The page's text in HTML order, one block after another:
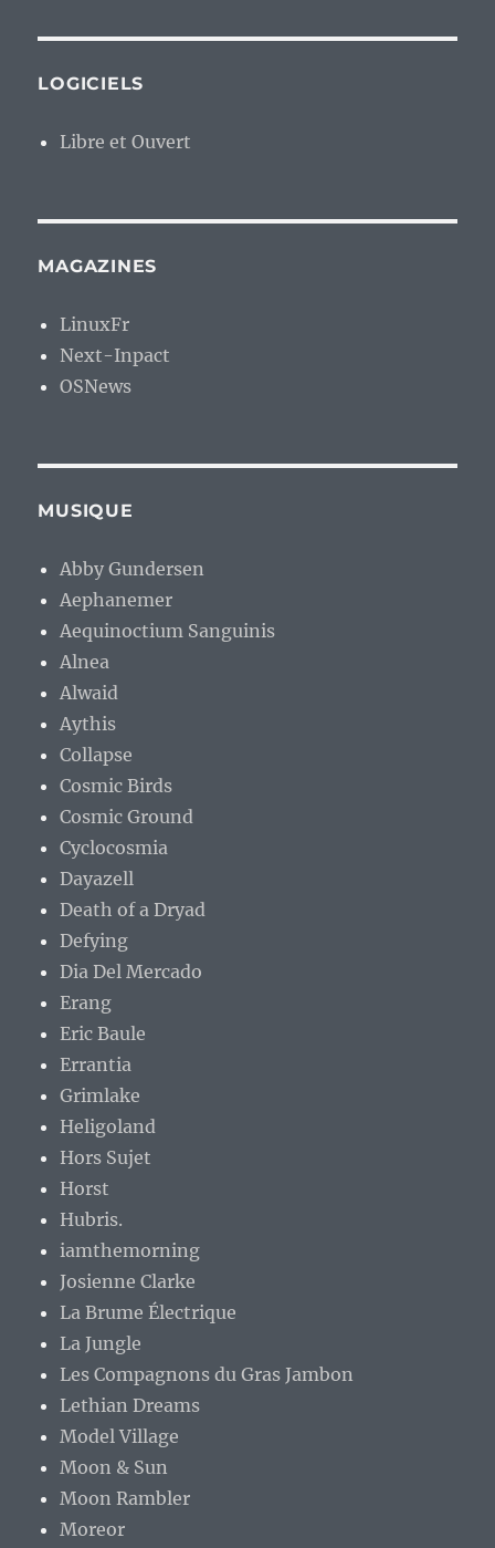
LOGICIELS
Libre et Ouvert
MAGAZINES
LinuxFr
Next-Inpact
OSNews
MUSIQUE
Abby Gundersen
Aephanemer
Aequinoctium Sanguinis
Alnea
Alwaid
Aythis
Collapse
Cosmic Birds
Cosmic Ground
Cyclocosmia
Dayazell
Death of a Dryad
Defying
Dia Del Mercado
Erang
Eric Baule
Errantia
Grimlake
Heligoland
Hors Sujet
Horst
Hubris.
iamthemorning
Josienne Clarke
La Brume Électrique
La Jungle
Les Compagnons du Gras Jambon
Lethian Dreams
Model Village
Moon & Sun
Moon Rambler
Moreor